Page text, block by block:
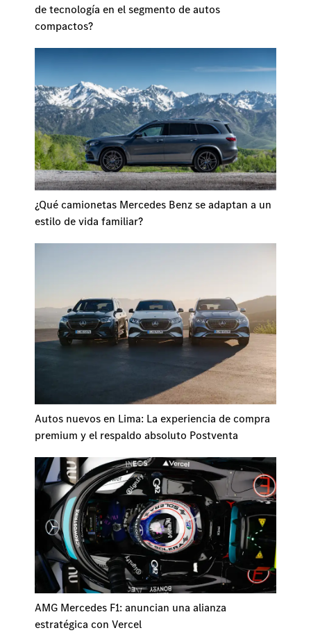
de tecnología en el segmento de autos
compactos?
¿Qué camionetas Mercedes Benz se adaptan a un
estilo de vida familiar?
Autos nuevos en Lima: La experiencia de compra
premium y el respaldo absoluto Postventa
AMG Mercedes F1: anuncian una alianza
estratégica con Vercel